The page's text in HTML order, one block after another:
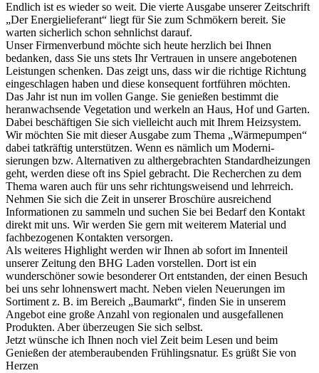
Endlich ist es wieder so weit. Die vierte Ausgabe unserer Zeitschrift
„Der Energielieferant“ liegt für Sie zum Schmökern bereit. Sie
warten sicherlich schon sehnlichst darauf.
Unser Firmenverbund möchte sich heute herzlich bei Ihnen
bedanken, dass Sie uns stets Ihr Vertrauen in unsere angebotenen
Leistungen schenken. Das zeigt uns, dass wir die richtige Richtung
eingeschlagen haben und diese konsequent fortführen möchten.
Das Jahr ist nun im vollen Gange. Sie ­ge­nießen bestimmt die
heranwachsende Vegetation und werkeln an Haus, Hof und Garten.
Dabei beschäftigen Sie sich ­vielleicht auch mit Ihrem Heizsystem.
Wir möchten Sie mit dieser Ausgabe zum Thema „Wärmepumpen“
dabei tatkräftig unterstützen. Wenn es nämlich um Moderni­
sierungen bzw. Alternativen zu althergebrachten Standardheizungen
geht, werden diese oft ins Spiel gebracht. Die Recherchen zu dem
Thema waren auch für uns sehr richtungsweisend und lehrreich.
Nehmen Sie sich die Zeit in unserer Broschüre ausreichend
Informationen zu sammeln und suchen Sie bei Bedarf den Kontakt
direkt mit uns. Wir werden Sie gern mit weiterem Material und
fachbezogenen Kontakten versorgen.
Als weiteres Highlight werden wir Ihnen ab sofort im Innenteil
unserer Zeitung den BHG Laden vorstellen. Dort ist ein
wunderschöner sowie besonderer Ort entstanden, der einen Besuch
bei uns sehr lohnenswert macht. Neben vielen Neuerungen im
Sortiment z. B. im Bereich „Baumarkt“, finden Sie in unserem
Angebot eine große Anzahl von regionalen und ausgefallenen
Produkten. Aber überzeugen Sie sich selbst.
Jetzt wünsche ich Ihnen noch viel Zeit beim Lesen und beim
Genießen der atemberaubenden Frühlingsnatur. Es grüßt Sie von
Herzen